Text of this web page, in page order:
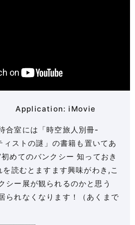
Application: iMovie
合室には「時空旅人別冊-
ストの謎」の書籍も置いてあ
初めてのバンクシー 知っておき
読むとますます興味がわき,こ
シー展が観られるのかと思う
られなくなります！（あくまで